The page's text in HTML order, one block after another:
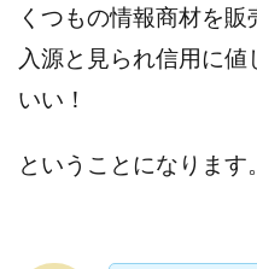
くつもの情報商材を
入源と見られ信用に
いい！
ということになります。
ハイブリッド・トレード・
はじめての資産運用
はるかコーチング
フォリオJP(Folio)
ふ